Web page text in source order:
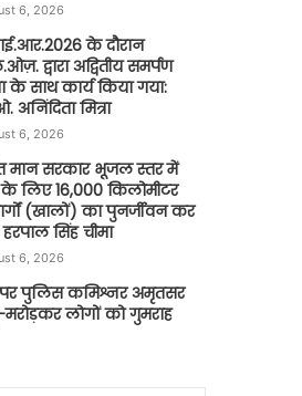
6, 2026
के दौरान
द्वारा अद्वितीय समर्पण
के साथ कार्य किया गया:
अनिंदिता मित्रा
6, 2026
मान सरकार भूजल स्तर में
लिए 16,000 किलोमीटर
(खालों) का पुनर्जीवन कर
हरपाल सिंह चीमा
6, 2026
पुलिस कमिश्नर अमृतसर
मरोड़कर लोगों को गुमराह